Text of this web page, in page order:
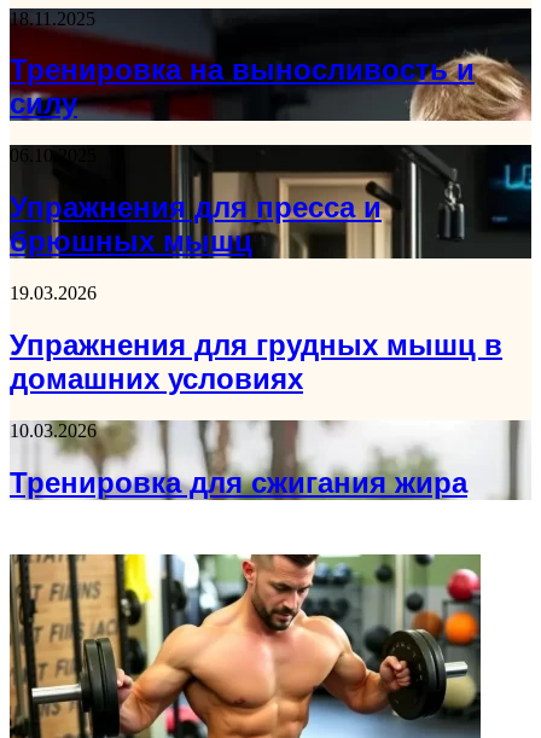
18.11.2025
Тренировка на выносливость и
силу
06.10.2025
Упражнения для пресса и
брюшных мышц
19.03.2026
Упражнения для грудных мышц в
домашних условиях
10.03.2026
Тренировка для сжигания жира